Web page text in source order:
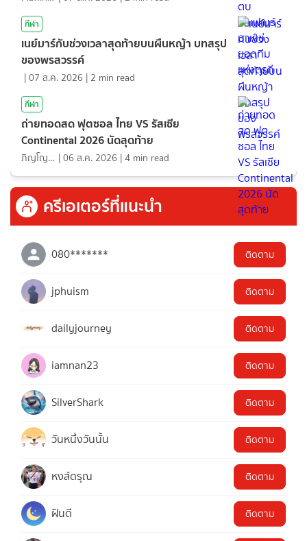
กีฬา
เนย์มาร์กับช่วงเวลาสุดท้ายบนผืนหญ้า บทสรุป
ของพรสวรรค์
|07 ส.ค. 2026 | 2 min read
กีฬา
ถ่ายทอดสด ฟุตซอล ไทย VS รัสเซีย
Continental 2026 นัดสุดท้าย
ภิญโญ ส่องแสง |06 ส.ค. 2026 |4 min read
ครีเอเตอร์ที่แนะนำ
080******* ติดตาม
jphuism ติดตาม
dailyjourney ติดตาม
iamnan23 ติดตาม
SilverShark ติดตาม
วันหนึ่งวันนั้น ติดตาม
หงส์ดรุณ ติดตาม
ฝันดี ติดตาม